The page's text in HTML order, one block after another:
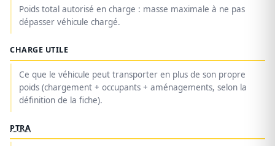
Poids total autorisé en charge : masse maximale à ne pas
dépasser véhicule chargé.
CHARGE UTILE
Ce que le véhicule peut transporter en plus de son propre
poids (chargement + occupants + aménagements, selon la
définition de la fiche).
PTRA